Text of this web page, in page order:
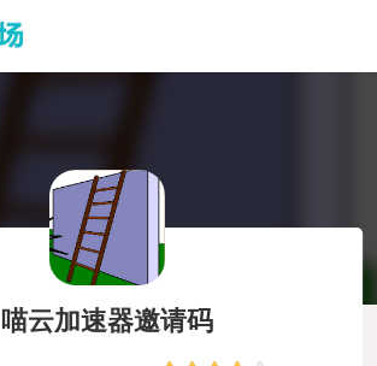
喵云加速器邀请码